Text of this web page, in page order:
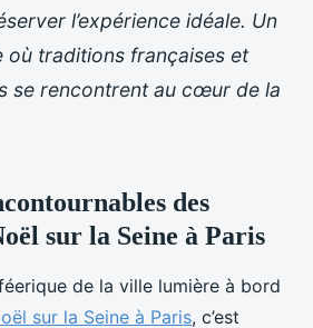
l’expérience idéale. Un
où traditions françaises et
se rencontrent au cœur de la
des
sur la Seine à Paris
de la ville lumière à bord
sur la Seine à Paris, c’est